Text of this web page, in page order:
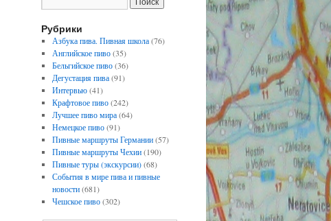
Рубрики
Азбука пива. Пивная школа(76)
Английское пиво(35)
Бельгийское пиво(36)
Дегустация пива(91)
Интервью(41)
Крафтовое пиво(242)
Лучшее пиво мира(64)
Немецкое пиво(91)
Пивные маршруты Германии(57)
Пивные маршруты Чехии(190)
Пивные туры (экскурсии)(68)
События в мире пива и пивные
новости(681)
Чешское пиво(302)